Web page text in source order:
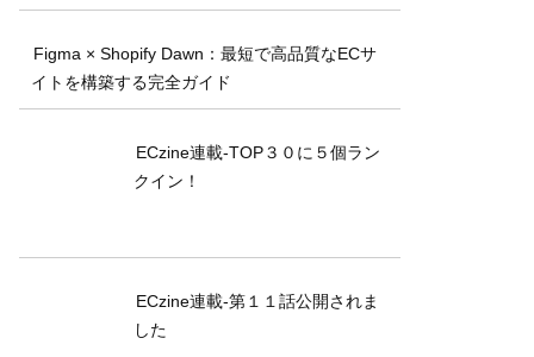
Figma × Shopify Dawn：最短で高品質なECサ
イトを構築する完全ガイド
ECzine連載-TOP３０に５個ラン
クイン！
ECzine連載-第１１話公開されま
した